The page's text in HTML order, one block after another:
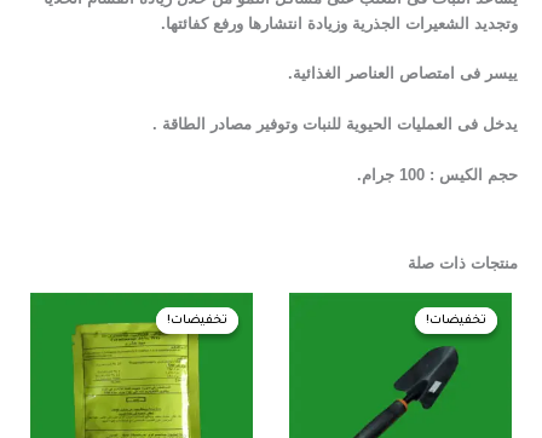
وتجديد الشعيرات الجذرية وزيادة انتشارها ورفع كفائتها.
ييسر فى امتصاص العناصر الغذائية.
يدخل فى العمليات الحيوية للنبات وتوفير مصادر الطاقة .
حجم الكيس : 100 جرام.
منتجات ذات صلة
تخفيضات!
تخفيضات!
السعر
الأصلي
هو:
110,00 EGP.
السعر
تخفيضات!
تخفيضات!
السعر
الأصلي
هو:
95,00 EGP.
السعر
هو:
85,00 EGP.